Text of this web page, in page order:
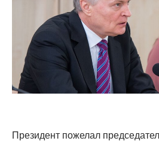
Президент пожелал